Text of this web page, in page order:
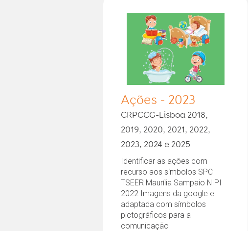
Ações - 2023
CRPCCG-Lisboa 2018,
2019, 2020, 2021, 2022,
2023, 2024 e 2025
Identificar as ações com
recurso aos símbolos SPC
TSEER Maurília Sampaio NIPI
2022 Imagens da google e
adaptada com símbolos
pictográficos para a
comunicação